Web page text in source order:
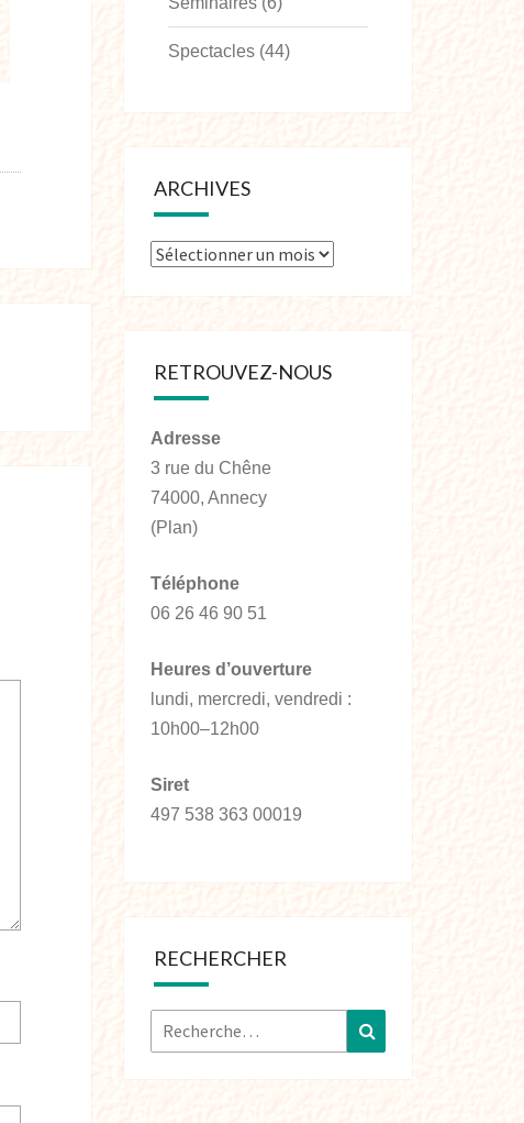
Spectacles(44)
ARCHIVES
RETROUVEZ-NOUS
Adresse
3 rue du Chêne
74000, Annecy
(Plan)
Téléphone
06 26 46 90 51
Heures d’ouverture
lundi, mercredi, vendredi :
10h00–12h00
Siret
497 538 363 00019
RECHERCHER